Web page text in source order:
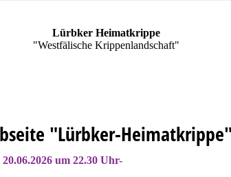
Lürbker Heimatkrippe
"Westfälische Krippenlandschaft"
"Lürbker-Heimatkrippe"
2026 um 22.30 Uhr-